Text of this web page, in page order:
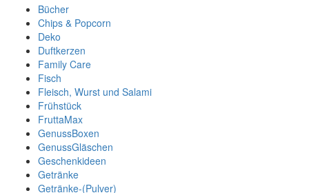
Bücher
Chips & Popcorn
Deko
Duftkerzen
Family Care
Fisch
Fleisch, Wurst und Salami
Frühstück
FruttaMax
GenussBoxen
GenussGläschen
Geschenkideen
Getränke
Getränke-(Pulver)